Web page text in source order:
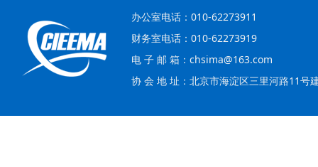
办公室电话：010-62273911
财务室电话：010-62273919
电 子 邮 箱：chsima@163.com
协 会 地 址：北京市海淀区三里河路11号